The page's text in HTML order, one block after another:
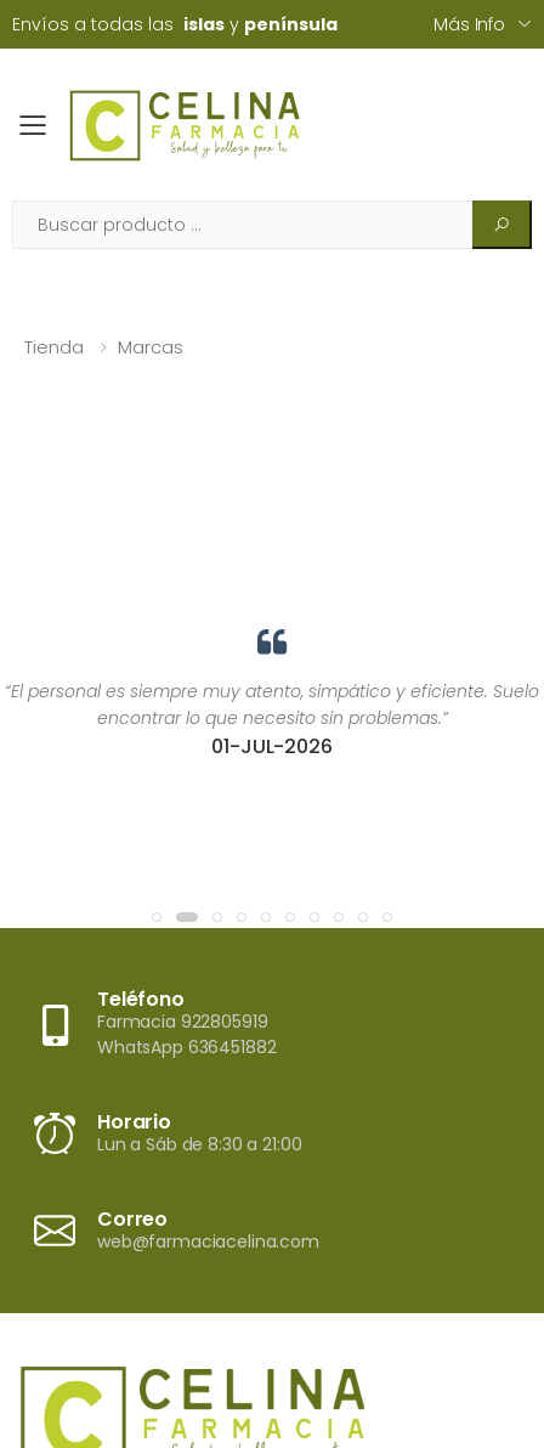
Envíos a todas las islas y península Más Info
Toggle mobile menu
Tienda Marcas
“El personal es siempre muy atento, simpático y eficiente. Suelo
encontrar lo que necesito sin problemas.”
01-JUL-2026
Teléfono
Farmacia 922805919
WhatsApp 636451882
Horario
Lun a Sáb de 8:30 a 21:00
Correo
web@farmaciacelina.com